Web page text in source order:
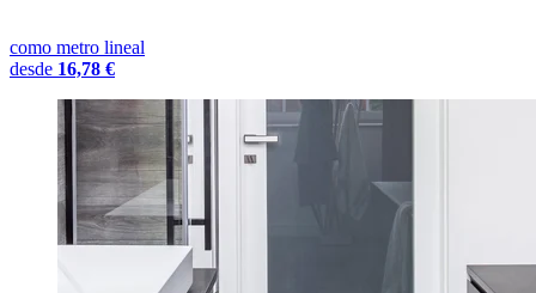
como metro lineal
desde 16,78 €